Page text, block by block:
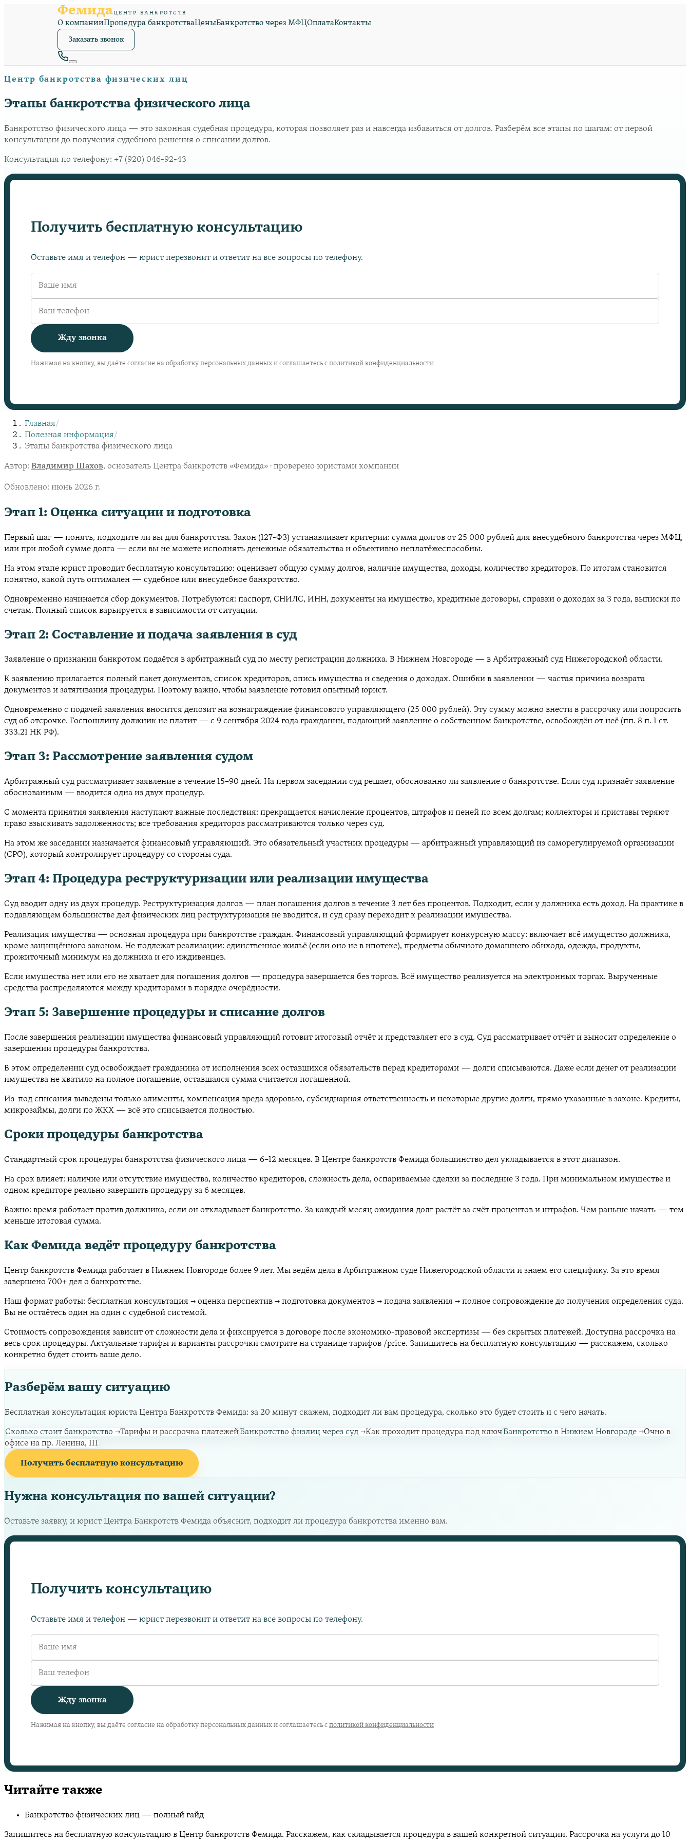
ФемидаЦЕНТР БАНКРОТСТВ
О компанииПроцедура банкротстваЦеныБанкротство через МФЦОплатаКонтакты
Заказать звонок
Центр банкротства физических лиц
Этапы банкротства физического лица
Банкротство физического лица — это законная судебная процедура, которая позволяет раз и навсегда избавиться от долгов. Разберём все этапы по шагам: от первой
консультации до получения судебного решения о списании долгов.
Консультация по телефону: +7 (920) 046-92-43
Получить бесплатную консультацию
Оставьте имя и телефон — юрист перезвонит и ответит на все вопросы по телефону.
Жду звонка
Нажимая на кнопку, вы даёте согласие на обработку персональных данных и соглашаетесь с политикой конфиденциальности
Главная/
Полезная информация/
Этапы банкротства физического лица
Автор: Владимир Шахов, основатель Центра банкротств «Фемида» · проверено юристами компании
Обновлено: июнь 2026 г.
Этап 1: Оценка ситуации и подготовка
Первый шаг — понять, подходите ли вы для банкротства. Закон (127-ФЗ) устанавливает критерии: сумма долгов от 25 000 рублей для внесудебного банкротства через МФЦ,
или при любой сумме долга — если вы не можете исполнять денежные обязательства и объективно неплатёжеспособны.
На этом этапе юрист проводит бесплатную консультацию: оценивает общую сумму долгов, наличие имущества, доходы, количество кредиторов. По итогам становится
понятно, какой путь оптимален — судебное или внесудебное банкротство.
Одновременно начинается сбор документов. Потребуются: паспорт, СНИЛС, ИНН, документы на имущество, кредитные договоры, справки о доходах за 3 года, выписки по
счетам. Полный список варьируется в зависимости от ситуации.
Этап 2: Составление и подача заявления в суд
Заявление о признании банкротом подаётся в арбитражный суд по месту регистрации должника. В Нижнем Новгороде — в Арбитражный суд Нижегородской области.
К заявлению прилагается полный пакет документов, список кредиторов, опись имущества и сведения о доходах. Ошибки в заявлении — частая причина возврата
документов и затягивания процедуры. Поэтому важно, чтобы заявление готовил опытный юрист.
Одновременно с подачей заявления вносится депозит на вознаграждение финансового управляющего (25 000 рублей). Эту сумму можно внести в рассрочку или попросить
суд об отсрочке. Госпошлину должник не платит — с 9 сентября 2024 года гражданин, подающий заявление о собственном банкротстве, освобождён от неё (пп. 8 п. 1 ст.
333.21 НК РФ).
Этап 3: Рассмотрение заявления судом
Арбитражный суд рассматривает заявление в течение 15–90 дней. На первом заседании суд решает, обоснованно ли заявление о банкротстве. Если суд признаёт заявление
обоснованным — вводится одна из двух процедур.
С момента принятия заявления наступают важные последствия: прекращается начисление процентов, штрафов и пеней по всем долгам; коллекторы и приставы теряют
право взыскивать задолженность; все требования кредиторов рассматриваются только через суд.
На этом же заседании назначается финансовый управляющий. Это обязательный участник процедуры — арбитражный управляющий из саморегулируемой организации
(СРО), который контролирует процедуру со стороны суда.
Этап 4: Процедура реструктуризации или реализации имущества
Суд вводит одну из двух процедур. Реструктуризация долгов — план погашения долгов в течение 3 лет без процентов. Подходит, если у должника есть доход. На практике в
подавляющем большинстве дел физических лиц реструктуризация не вводится, и суд сразу переходит к реализации имущества.
Реализация имущества — основная процедура при банкротстве граждан. Финансовый управляющий формирует конкурсную массу: включает всё имущество должника,
кроме защищённого законом. Не подлежат реализации: единственное жильё (если оно не в ипотеке), предметы обычного домашнего обихода, одежда, продукты,
прожиточный минимум на должника и его иждивенцев.
Если имущества нет или его не хватает для погашения долгов — процедура завершается без торгов. Всё имущество реализуется на электронных торгах. Вырученные
средства распределяются между кредиторами в порядке очерёдности.
Этап 5: Завершение процедуры и списание долгов
После завершения реализации имущества финансовый управляющий готовит итоговый отчёт и представляет его в суд. Суд рассматривает отчёт и выносит определение о
завершении процедуры банкротства.
В этом определении суд освобождает гражданина от исполнения всех оставшихся обязательств перед кредиторами — долги списываются. Даже если денег от реализации
имущества не хватило на полное погашение, оставшаяся сумма считается погашенной.
Из-под списания выведены только алименты, компенсация вреда здоровью, субсидиарная ответственность и некоторые другие долги, прямо указанные в законе. Кредиты,
микрозаймы, долги по ЖКХ — всё это списывается полностью.
Сроки процедуры банкротства
Стандартный срок процедуры банкротства физического лица — 6–12 месяцев. В Центре банкротств Фемида большинство дел укладывается в этот диапазон.
На срок влияет: наличие или отсутствие имущества, количество кредиторов, сложность дела, оспариваемые сделки за последние 3 года. При минимальном имуществе и
одном кредиторе реально завершить процедуру за 6 месяцев.
Важно: время работает против должника, если он откладывает банкротство. За каждый месяц ожидания долг растёт за счёт процентов и штрафов. Чем раньше начать — тем
меньше итоговая сумма.
Как Фемида ведёт процедуру банкротства
Центр банкротств Фемида работает в Нижнем Новгороде более 9 лет. Мы ведём дела в Арбитражном суде Нижегородской области и знаем его специфику. За это время
завершено 700+ дел о банкротстве.
Наш формат работы: бесплатная консультация → оценка перспектив → подготовка документов → подача заявления → полное сопровождение до получения определения суда.
Вы не остаётесь один на один с судебной системой.
Стоимость сопровождения зависит от сложности дела и фиксируется в договоре после экономико-правовой экспертизы — без скрытых платежей. Доступна рассрочка на
весь срок процедуры. Актуальные тарифы и варианты рассрочки смотрите на странице тарифов /price. Запишитесь на бесплатную консультацию — расскажем, сколько
конкретно будет стоить ваше дело.
Разберём вашу ситуацию
Бесплатная консультация юриста Центра Банкротств Фемида: за 20 минут скажем, подходит ли вам процедура, сколько это будет стоить и с чего начать.
Сколько стоит банкротство →Тарифы и рассрочка платежейБанкротство физлиц через суд →Как проходит процедура под ключБанкротство в Нижнем Новгороде →Очно в
офисе на пр. Ленина, 111
Получить бесплатную консультацию
Нужна консультация по вашей ситуации?
Оставьте заявку, и юрист Центра Банкротств Фемида объяснит, подходит ли процедура банкротства именно вам.
Получить консультацию
Оставьте имя и телефон — юрист перезвонит и ответит на все вопросы по телефону.
Жду звонка
Нажимая на кнопку, вы даёте согласие на обработку персональных данных и соглашаетесь с политикой конфиденциальности
Читайте также
Банкротство физических лиц — полный гайд
Запишитесь на бесплатную консультацию в Центр банкротств Фемида. Расскажем, как складывается процедура в вашей конкретной ситуации. Рассрочка на услуги до 10